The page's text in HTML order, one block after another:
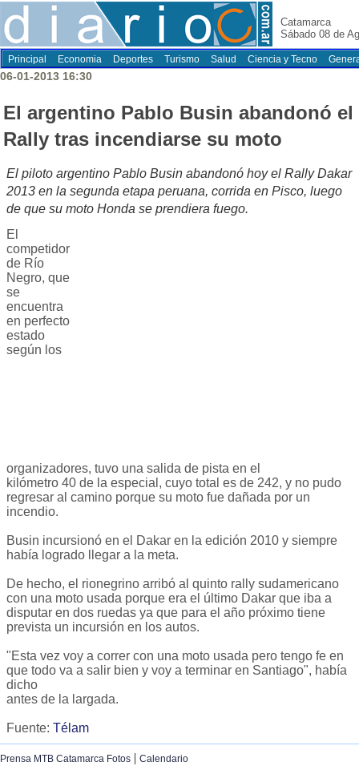
Catamarca
Sábado 08 de
Principal Economia Deportes Turismo Salud Ciencia y Tecno
06-01-2013 16:30
El argentino Pablo Busin abandonó el
Rally tras incendiarse su moto
El piloto argentino Pablo Busin abandonó hoy el Rally Dakar
2013 en la segunda etapa peruana, corrida en Pisco, luego
de que su moto Honda se prendiera fuego.
El
competidor
de Río
Negro, que
se
encuentra
en perfecto
estado
según los
organizadores, tuvo una salida de pista en el
kilómetro 40 de la especial, cuyo total es de 242, y no pudo
regresar al camino porque su moto fue dañada por un
incendio.
Busin incursionó en el Dakar en la edición 2010 y siempre
había logrado llegar a la meta.
De hecho, el rionegrino arribó al quinto rally sudamericano
con una moto usada porque era el último Dakar que iba a
disputar en dos ruedas ya que para el año próximo tiene
prevista un incursión en los autos.
"Esta vez voy a correr con una moto usada pero tengo fe en
que todo va a salir bien y voy a terminar en Santiago", había
dicho
antes de la largada.
Fuente: Télam
Prensa MTB Catamarca Fotos | Calendario